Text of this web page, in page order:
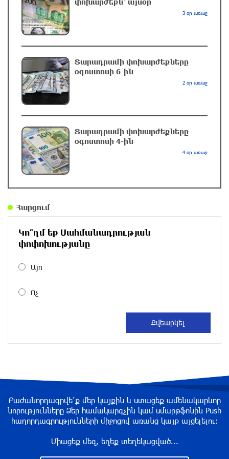
կրկին վստահում Եվրոպային և մերժում
Ռուսաստանին
մեկ ժամ առաջ
ճանապարհ, ոչ թե խոչընդոտ»
Տեղի է ունեցել Գառնիի ճակատամարտը.
Սև ծովից մոտենում է ցիկլոն, որը կբերի
զովություն և խոնավություն․ Գագիկ
Սուրենյան (տեսանյութ)
Ռուսաստանը խմբային հարվածներ է հասցրել
Ուկրաինային
փոխարժեքն՝ այսօր
3 օր առաջ
Տարադրամի փոխարժեքները
օգոստոսի 6-ին
2 օր առաջ
Տարադրամի փոխարժեքները
օգոստոսի 4-ին
4 օր առաջ
Հարցում
Կո՞ղմ եք Սահմանադրության
փոփոխությանը
Այո
Ոչ
Բաժանորդագրվե՛ք մեր կայքին և ստացեք ամենակարևոր
նորությունները Ձեր համակարգչին կամ սմարթֆոնին Push
հաղորդագրությունների միջոցով առանց կայք այցելելու։
Միացեք մեզ, եղեք տեղեկացված...